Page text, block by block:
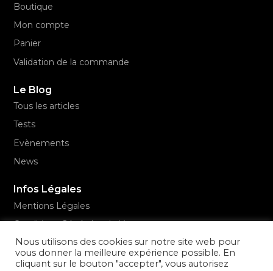
Boutique
Mon compte
Panier
Validation de la commande
Le Blog
Tous les articles
Tests
Evènements
News
Infos Légales
Mentions Légales
Conditions Générales de Vente
Politique de confidentialité
Nous utilisons des cookies sur notre site web pour
vous donner la meilleure expérience possible. En
cliquant sur le bouton "accepter", vous autorisez